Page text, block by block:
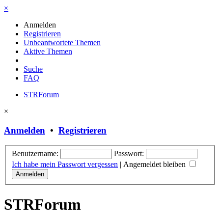
×
Anmelden
Registrieren
Unbeantwortete Themen
Aktive Themen
Suche
FAQ
STRForum
×
Anmelden • Registrieren
Benutzername:
Passwort:
Ich habe mein Passwort vergessen | Angemeldet bleiben
STRForum